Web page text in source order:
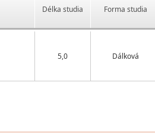
Délka studia Forma studia
5,0 Dálková